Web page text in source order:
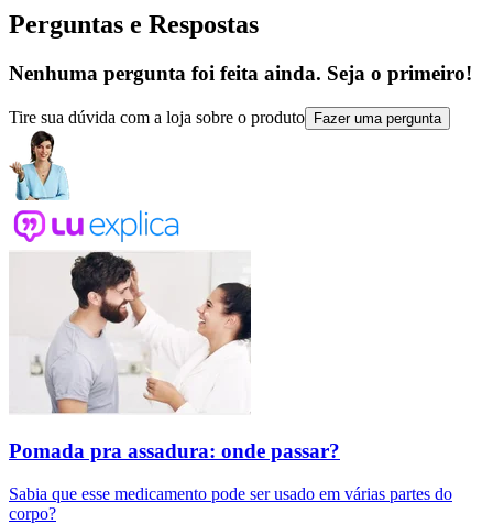
Perguntas e Respostas
Nenhuma pergunta foi feita ainda. Seja o primeiro!
Tire sua dúvida com a loja sobre o produto Fazer uma pergunta
Pomada pra assadura: onde passar?
Sabia que esse medicamento pode ser usado em várias partes do
corpo?